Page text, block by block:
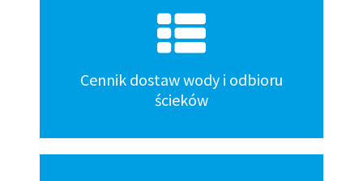
Cennik dostaw wody i odbioru
ścieków